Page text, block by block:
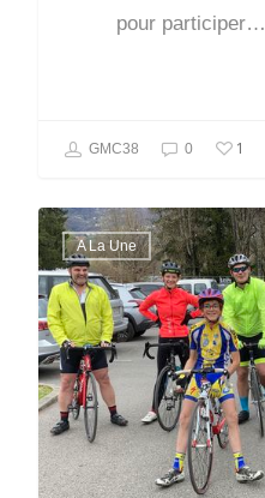
pour participer…
GMC38 0 1
A La Une